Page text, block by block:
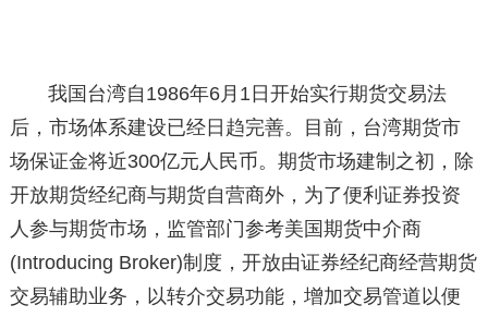
我国台湾自1986年6月1日开始实行期货交易法
后，市场体系建设已经日趋完善。目前，台湾期货市
场保证金将近300亿元人民币。期货市场建制之初，除
开放期货经纪商与期货自营商外，为了便利证券投资
人参与期货市场，监管部门参考美国期货中介商
(Introducing Broker)制度，开放由证券经纪商经营期货
交易辅助业务，以转介交易功能，增加交易管道以便